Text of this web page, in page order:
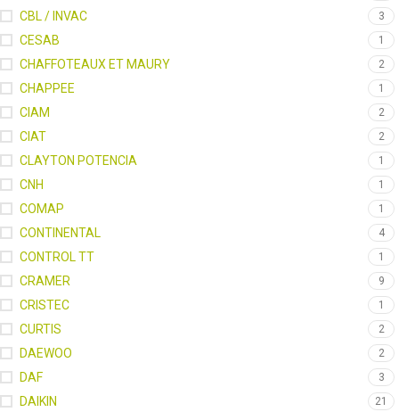
CBL / INVAC 3
CESAB 1
CHAFFOTEAUX ET MAURY 2
CHAPPEE 1
CIAM 2
CIAT 2
CLAYTON POTENCIA 1
CNH 1
COMAP 1
CONTINENTAL 4
CONTROL TT 1
CRAMER 9
CRISTEC 1
CURTIS 2
DAEWOO 2
DAF 3
DAIKIN 21